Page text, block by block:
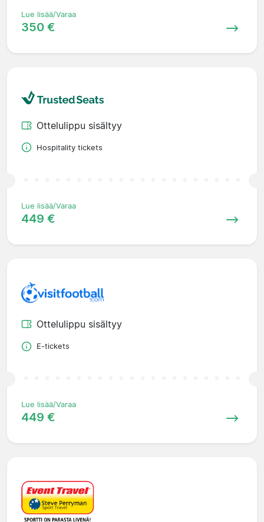
Lue lisää/Varaa
350 €
Ottelulippu sisältyy
Hospitality tickets
Lue lisää/Varaa
449 €
Ottelulippu sisältyy
E-tickets
Lue lisää/Varaa
449 €